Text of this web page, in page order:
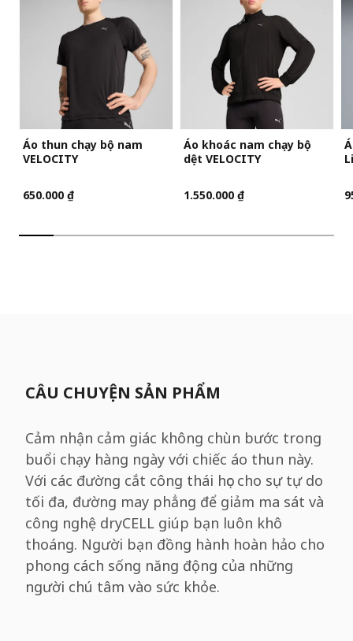
Áo thun chạy bộ nam
VELOCITY
650.000 ₫
Áo khoác nam chạy bộ
dệt VELOCITY
1.550.000 ₫
CÂU CHUYỆN SẢN PHẨM
Cảm nhận cảm giác không chùn bước trong
buổi chạy hàng ngày với chiếc áo thun này.
Với các đường cắt công thái học cho sự tự do
tối đa, đường may phẳng để giảm ma sát và
công nghệ dryCELL giúp bạn luôn khô
thoáng. Người bạn đồng hành hoàn hảo cho
phong cách sống năng động của những
người chú tâm vào sức khỏe.